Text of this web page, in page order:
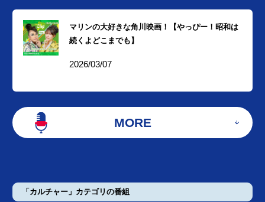
マリンの大好きな角川映画！【やっぴー！昭和は
続くよどこまでも】
2026/03/07
MORE
「カルチャー」カテゴリの番組